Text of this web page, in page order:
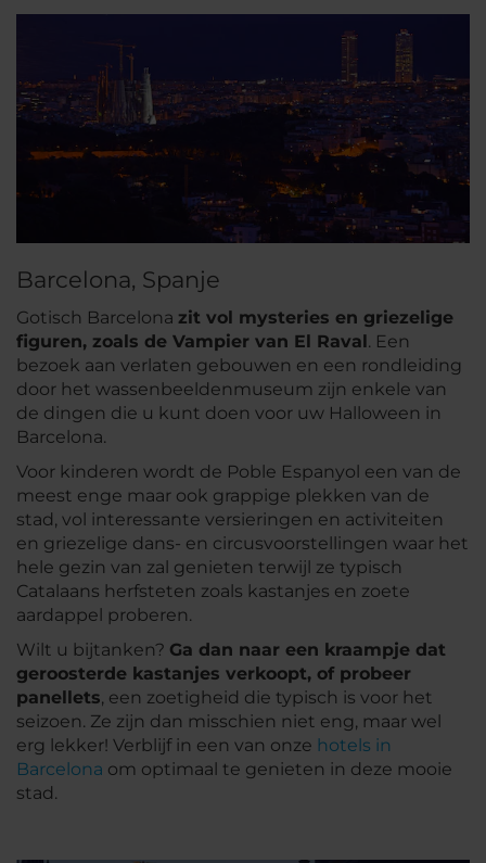
Barcelona, Spanje
Gotisch Barcelona zit vol mysteries en griezelige
figuren, zoals de Vampier van El Raval. Een
bezoek aan verlaten gebouwen en een rondleiding
door het wassenbeeldenmuseum zijn enkele van
de dingen die u kunt doen voor uw Halloween in
Barcelona.
Voor kinderen wordt de Poble Espanyol een van de
meest enge maar ook grappige plekken van de
stad, vol interessante versieringen en activiteiten
en griezelige dans- en circusvoorstellingen waar het
hele gezin van zal genieten terwijl ze typisch
Catalaans herfsteten zoals kastanjes en zoete
aardappel proberen.
Wilt u bijtanken? Ga dan naar een kraampje dat
geroosterde kastanjes verkoopt, of probeer
panellets, een zoetigheid die typisch is voor het
seizoen. Ze zijn dan misschien niet eng, maar wel
erg lekker! Verblijf in een van onze hotels in
Barcelona om optimaal te genieten in deze mooie
stad.